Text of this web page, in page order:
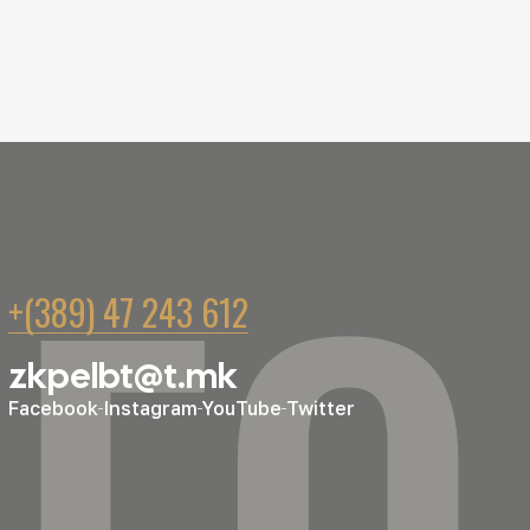
+(389) 47 243 612
zkpelbt@t.mk
Facebook Instagram YouTube Twitter